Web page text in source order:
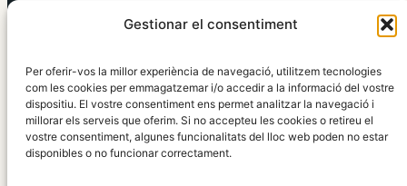
Gestionar el consentiment
Per oferir-vos la millor experiència de navegació, utilitzem tecnologies
com les cookies per emmagatzemar i/o accedir a la informació del vostre
dispositiu. El vostre consentiment ens permet analitzar la navegació i
millorar els serveis que oferim. Si no accepteu les cookies o retireu el
vostre consentiment, algunes funcionalitats del lloc web poden no estar
disponibles o no funcionar correctament.
Política
Societat
Tendències
elRidaura.com